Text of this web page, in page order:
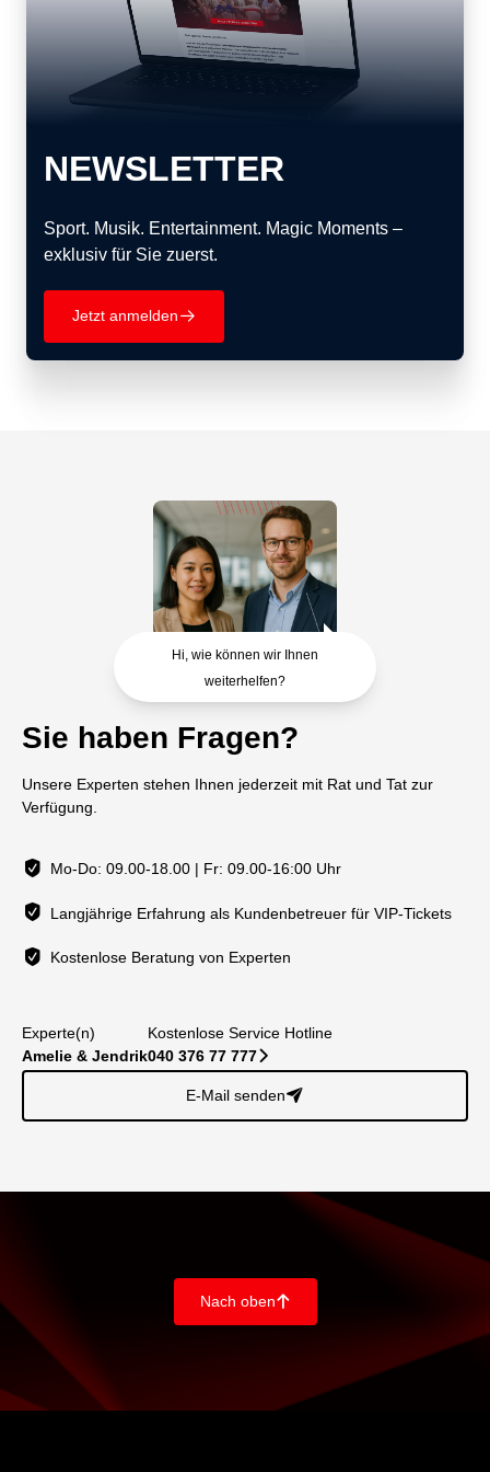
NEWSLETTER
Sport. Musik. Entertainment. Magic Moments –
exklusiv für Sie zuerst.
Jetzt anmelden􀄫
Hi, wie können wir Ihnen
weiterhelfen?
Sie haben Fragen?
Unsere Experten stehen Ihnen jederzeit mit Rat und Tat zur
Verfügung.
Mo-Do: 09.00-18.00 | Fr: 09.00-16:00 Uhr
Langjährige Erfahrung als Kundenbetreuer für VIP-Tickets
Kostenlose Beratung von Experten
Experte(n)
Amelie & Jendrik
Kostenlose Service Hotline
040 376 77 777􀆊
E-Mail senden􀈠
Nach oben􀄨